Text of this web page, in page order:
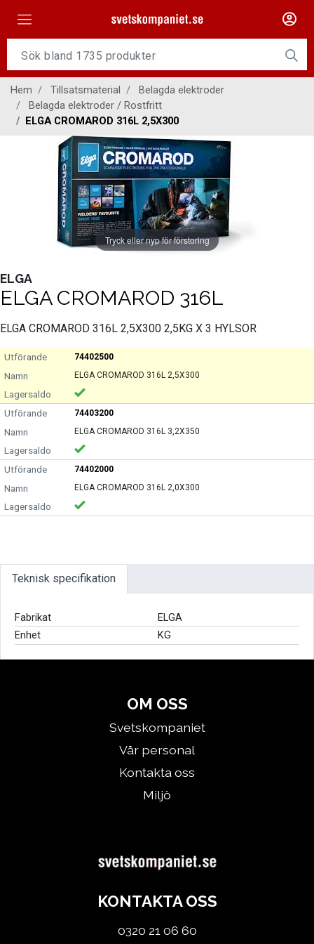
Slangpaket
Personligt skydd
Gasutrustning
Hem Tillsatsmaterial
Belagda elektroder
Belagda elektroder / Rostfritt
ELGA CROMAROD 316L 2,5X300
Tryck eller nyp för förstoring
ELGA
ELGA CROMAROD 316L
ELGA CROMAROD 316L 2,5X300 2,5KG X 3 HYLSOR
74402500
ELGA CROMAROD 316L 2,5X300
74403200
ELGA CROMAROD 316L 3,2X350
74402000
ELGA CROMAROD 316L 2,0X300
Teknisk specifikation
Fabrikat
ELGA
Enhet
KG
OM OSS
Svetskompaniet
Vår personal
Kontakta oss
Miljö
KONTAKTA OSS
0320 21 06 60